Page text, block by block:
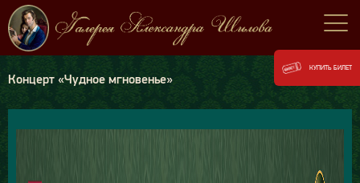
Концерт «Чудное мгновенье»
КУПИТЬ БИЛЕТ